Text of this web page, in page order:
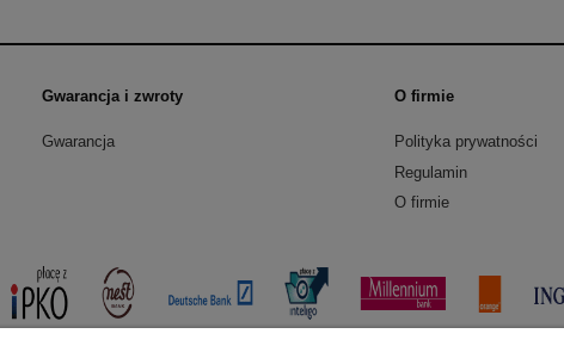
Gwarancja i zwroty
Gwarancja
O firmie
Polityka prywatności
Regulamin
O firmie